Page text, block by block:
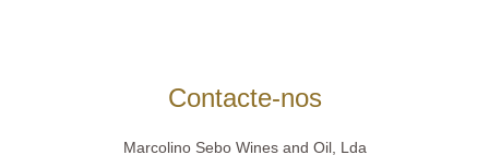
Contacte-nos
Marcolino Sebo Wines and Oil, Lda